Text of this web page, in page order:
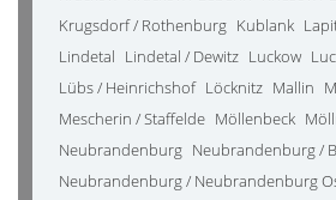
Krugsdorf / Rothenburg Kublank
Lindetal Lindetal / Dewitz Luckow
Lübs / Heinrichshof Löcknitz Mallin
Mescherin / Staffelde Möllenbeck
Neubrandenburg Neubrandenburg /
Neubrandenburg / Neubrandenburg